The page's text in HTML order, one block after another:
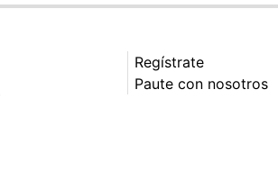
Regístrate
Paute con nosotros